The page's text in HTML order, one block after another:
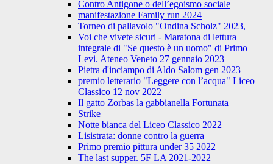
Contro Antigone o dell’egoismo sociale
manifestazione Family run 2024
Torneo di pallavolo "Ondina Scholz" 2023,
Voi che vivete sicuri - Maratona di lettura
integrale di "Se questo è un uomo" di Primo
Levi. Ateneo Veneto 27 gennaio 2023
Pietra d'inciampo di Aldo Salom gen 2023
premio letterario "Leggere con l’acqua" Liceo
Classico 12 nov 2022
Il gatto Zorbas la gabbianella Fortunata
Strike
Notte bianca del Liceo Classico 2022
Lisistrata: donne contro la guerra
Primo premio pittura under 35 2022
The last supper. 5F LA 2021-2022